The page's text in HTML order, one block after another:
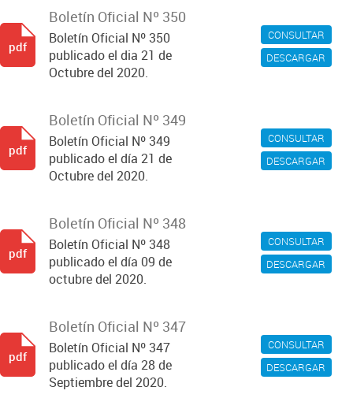
CONSULTAR
DESCARGAR
Boletín Oficial Nº 350
Boletín Oficial Nº 350
publicado el dia 21 de
Octubre del 2020.
pdf
CONSULTAR
DESCARGAR
Boletín Oficial Nº 349
Boletín Oficial Nº 349
publicado el día 21 de
Octubre del 2020.
pdf
CONSULTAR
DESCARGAR
Boletín Oficial Nº 348
Boletín Oficial Nº 348
publicado el día 09 de
octubre del 2020.
pdf
CONSULTAR
DESCARGAR
Boletín Oficial Nº 347
Boletín Oficial Nº 347
publicado el día 28 de
Septiembre del 2020.
pdf